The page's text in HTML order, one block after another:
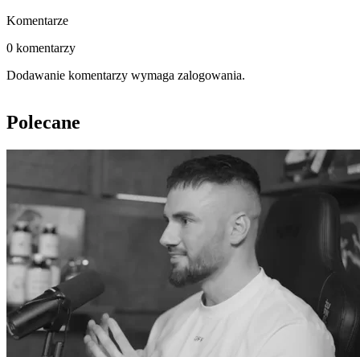
Komentarze
0 komentarzy
Dodawanie komentarzy wymaga zalogowania.
Polecane